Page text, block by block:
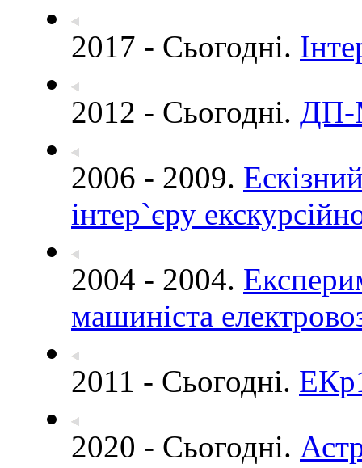
2017 - Сьогодні.
2012 - Сьогодні.
2006 - 2009.
інтер`єру
2004 - 2004.
машиніста
2011 - Сьогодні.
2020 - Сьогодні.